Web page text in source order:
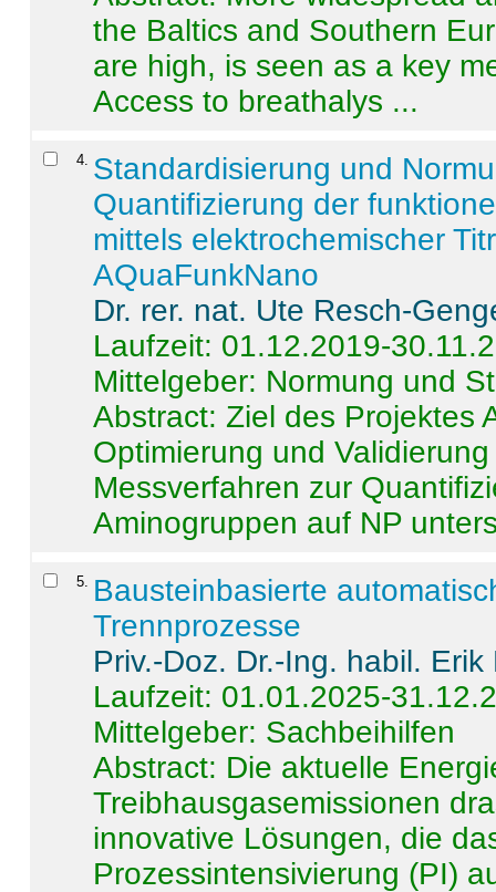
the Baltics and Southern
are high, is seen as a key
Access to breathalys ...
4 Standardisierung und
Quantifizierung der
mittels elektrochemischer
AQuaFunkNano
Dr. rer. nat. Ute Resch-
Laufzeit: 01.12.2019-
Mittelgeber: Normung und
Abstract:Ziel des Projektes
Optimierung und
Messverfahren zur
Aminogruppen auf NP
5
Bausteinbasierte
Trennprozesse
Priv.-Doz. Dr.-Ing. habil. Erik
Laufzeit: 01.01.2025-
Mittelgeber: Sachbeihilfen
Abstract: Die aktuelle
Treibhausgasemissionen
innovative Lösungen, die
Prozessintensivierung (PI)